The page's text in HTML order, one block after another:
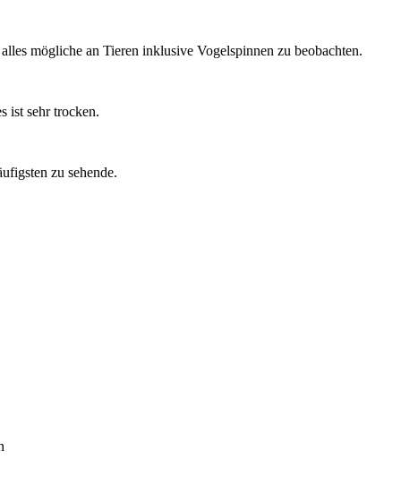
mögliche an Tieren inklusive Vogelspinnen zu beobachten.
ist sehr trocken.
zu sehende.